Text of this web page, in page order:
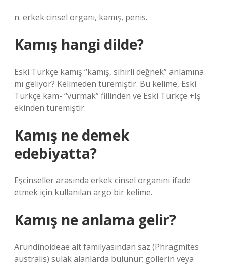
n. erkek cinsel organı, kamış, penis.
Kamış hangi dilde?
Eski Türkçe kamış “kamış, sihirli değnek” anlamına
mı geliyor? Kelimeden türemiştir. Bu kelime, Eski
Türkçe kam- “vurmak” fiilinden ve Eski Türkçe +Iş
ekinden türemiştir.
Kamış ne demek
edebiyatta?
Eşcinseller arasında erkek cinsel organını ifade
etmek için kullanılan argo bir kelime.
Kamış ne anlama gelir?
Arundinoideae alt familyasından saz (Phragmites
australis) sulak alanlarda bulunur; göllerin veya